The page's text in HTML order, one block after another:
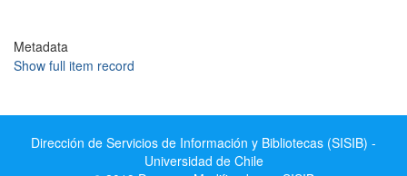
Metadata
Show full item record
Dirección de Servicios de Información y Bibliotecas (SISIB) -
Universidad de Chile